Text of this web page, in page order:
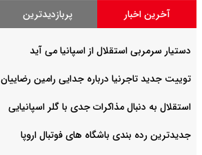
آخرین اخبار پربازدیدترین
دستیار سرمربی استقلال از اسپانیا می آید
توییت جدید تاجرنیا درباره جدایی رامین رضاییان
استقلال به دنبال مذاکرات جدی با گلر اسپانیایی
جدیدترین رده بندی باشگاه های فوتبال اروپا